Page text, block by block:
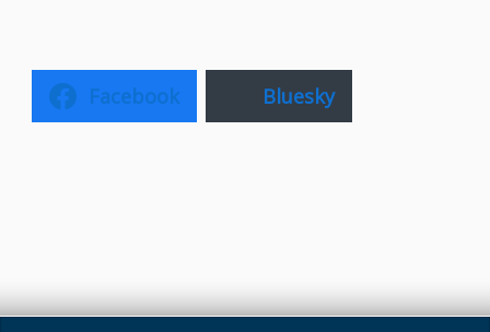
Facebook Bluesky